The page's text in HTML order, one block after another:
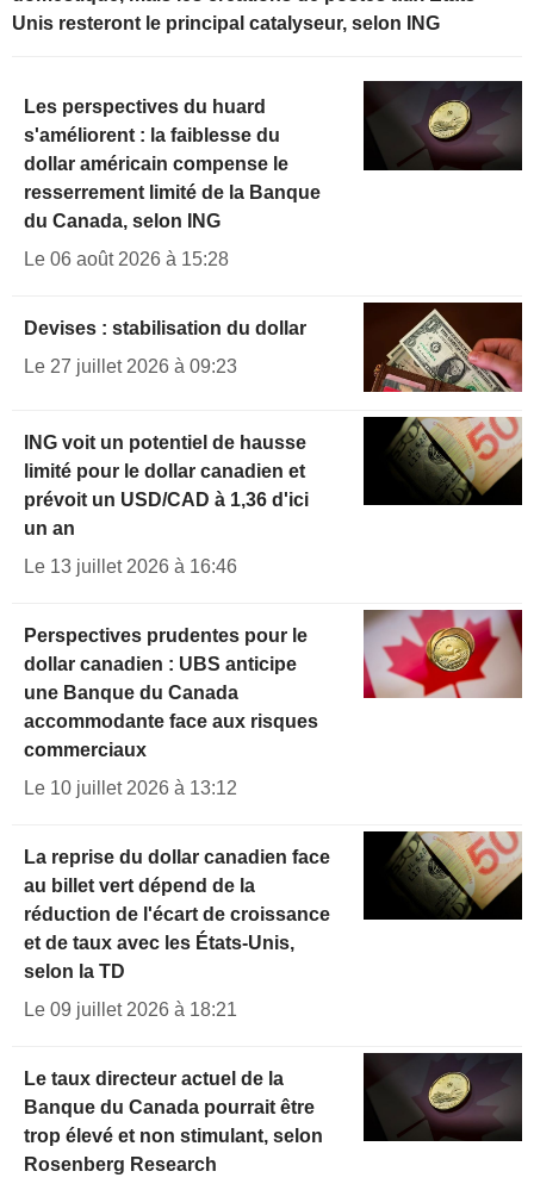
Unis resteront le principal catalyseur, selon ING
Les perspectives du huard
s'améliorent : la faiblesse du
dollar américain compense le
resserrement limité de la Banque
du Canada, selon ING
Le 06 août 2026 à 15:28
Devises : stabilisation du dollar
Le 27 juillet 2026 à 09:23
ING voit un potentiel de hausse
limité pour le dollar canadien et
prévoit un USD/CAD à 1,36 d'ici
un an
Le 13 juillet 2026 à 16:46
Perspectives prudentes pour le
dollar canadien : UBS anticipe
une Banque du Canada
accommodante face aux risques
commerciaux
Le 10 juillet 2026 à 13:12
La reprise du dollar canadien face
au billet vert dépend de la
réduction de l'écart de croissance
et de taux avec les États-Unis,
selon la TD
Le 09 juillet 2026 à 18:21
Le taux directeur actuel de la
Banque du Canada pourrait être
trop élevé et non stimulant, selon
Rosenberg Research